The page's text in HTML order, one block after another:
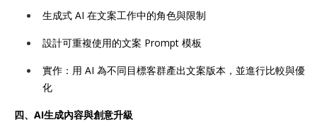
生成式 AI 在文案工作中的角色與限制
設計可重複使用的文案 Prompt 模板
實作：用 AI 為不同目標客群產出文案版本，並進行比較與優
化
四、AI生成內容與創意升級